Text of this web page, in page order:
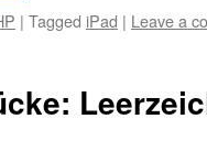
| Tagged iPad | Leave a